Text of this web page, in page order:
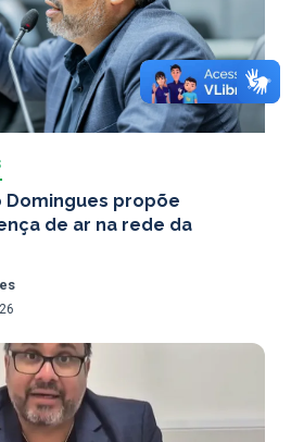
Domingues propõe
de ar na rede da